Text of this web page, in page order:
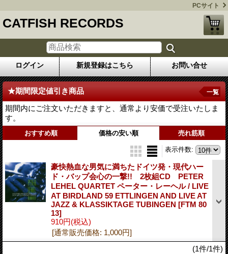
PCサイト
CATFISH RECORDS
ログイン 新規登録はこちら お問い合せ
★期間限定値引き商品
期間内にご注文いただきますと、通常より安価で受注いたしま
す。
一覧
おすすめ順 価格の安い順 売れ筋順
表示件数:
豪快熱血な男気に満ちたドイツ発・現代ハー
ド・バップ会心の一撃!! 2枚組CD PETER
LEHEL QUARTET ペーター・レーヘル / LIVE
AT BIRDLAND 59 ETTLINGEN AND LIVE AT
JAZZ & KLASSIKTAGE TUBINGEN [FTM 80
13]
910円(税込)
[通常販売価格: 1,000円]
(1件/1件)